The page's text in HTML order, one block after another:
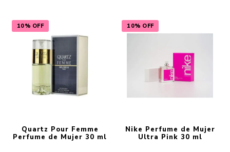
10% OFF
Quartz Pour Femme
Perfume de Mujer 30 ml
10% OFF
Nike Perfume de Mujer
Ultra Pink 30 ml